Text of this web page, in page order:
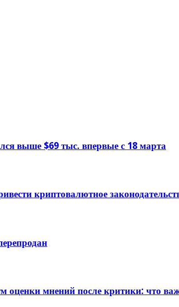
выше $69 тыс. впервые с 18 марта
криптовалютное
оценки мнений после критики: что